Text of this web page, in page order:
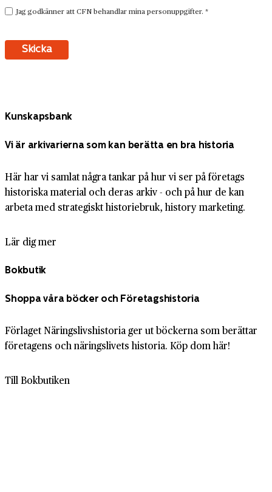
Kunskapsbank
Vi är arkivarierna som kan berätta en bra historia
Här har vi samlat några tankar på hur vi ser på företags
historiska material och deras arkiv - och på hur de kan
arbeta med strategiskt historiebruk, history marketing.
Lär dig mer
Bokbutik
Shoppa våra böcker och Företagshistoria
Förlaget Näringslivshistoria ger ut böckerna som berättar
företagens och näringslivets historia. Köp dom här!
Till Bokbutiken